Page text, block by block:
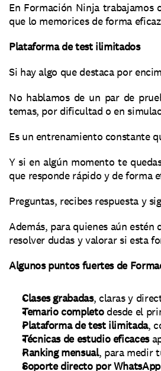
En Formación Ninja trabajamos
que lo memorices de forma
Plataforma de test ilimitados
Si hay algo que destaca por
No hablamos de un par de
temas, por dificultad o en
Es un entrenamiento constante
Y si en algún momento te
que responde rápido y de forma
Preguntas, recibes respuesta y
Además, para quienes aún
resolver dudas y valorar si esta
Algunos puntos fuertes de
Clases grabadas, claras y
Temario completo desde el
Plataforma de test ilimitada,
Técnicas de estudio eficaces
Ranking mensual, para medir
Soporte directo por WhatsApp